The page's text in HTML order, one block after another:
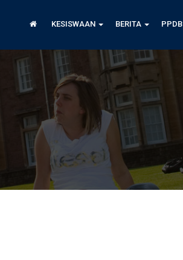
KESISWAAN BERITA PPDB